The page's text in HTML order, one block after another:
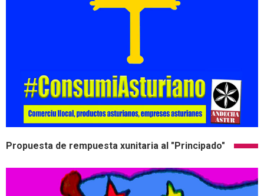
Propuesta de rempuesta xunitaria al "Principado"